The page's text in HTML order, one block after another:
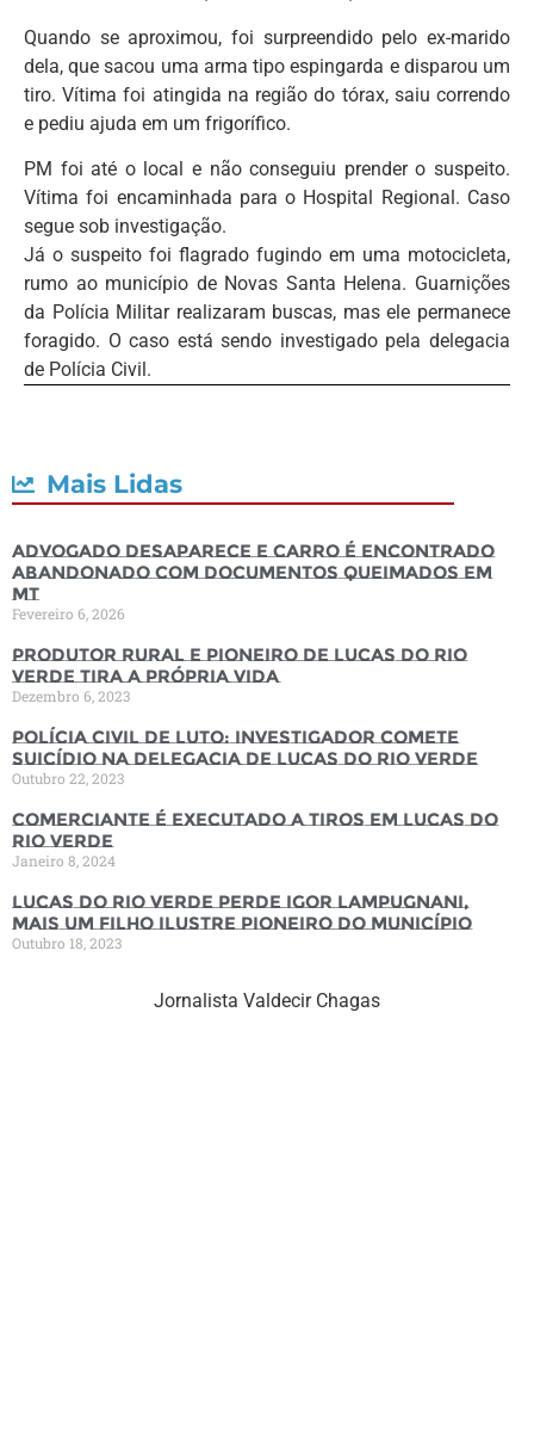
Quando se aproximou, foi surpreendido pelo ex-marido
dela, que sacou uma arma tipo espingarda e disparou um
tiro. Vítima foi atingida na região do tórax, saiu correndo
e pediu ajuda em um frigorífico.
PM foi até o local e não conseguiu prender o suspeito.
Vítima foi encaminhada para o Hospital Regional. Caso
segue sob investigação.
Já o suspeito foi flagrado fugindo em uma motocicleta,
rumo ao município de Novas Santa Helena. Guarnições
da Polícia Militar realizaram buscas, mas ele permanece
foragido. O caso está sendo investigado pela delegacia
de Polícia Civil.
Mais Lidas
Advogado desaparece e carro é encontrado
abandonado com documentos queimados em
MT
Fevereiro 6, 2026
Produtor rural e pioneiro de Lucas do Rio
Verde tira a própria vida
Dezembro 6, 2023
Polícia Civil de luto: Investigador comete
suicídio na Delegacia de Lucas do Rio Verde
Outubro 22, 2023
Comerciante é executado a tiros em Lucas do
Rio Verde
Janeiro 8, 2024
Lucas do Rio Verde perde Igor Lampugnani,
mais um filho ilustre pioneiro do município
Outubro 18, 2023
Jornalista Valdecir Chagas